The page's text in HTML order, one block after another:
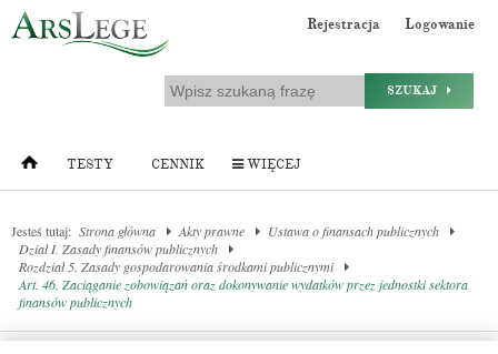
Rejestracja Logowanie
SZUKAJ
TESTY CENNIK WIĘCEJ
Jesteś tutaj: Strona główna Akty prawne
Ustawa o finansach publicznych
Dział I. Zasady finansów publicznych
Rozdział 5. Zasady gospodarowania środkami publicznymi
Art. 46. Zaciąganie zobowiązań oraz dokonywanie wydatków przez jednostki sektora
finansów publicznych